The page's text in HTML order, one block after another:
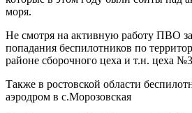
моря.
Не смотря на активную работу ПВО
попадания беспилотников по
районе сборочного цеха и т.н. цеха
Также в ростовской области
аэродром в с.Морозовская